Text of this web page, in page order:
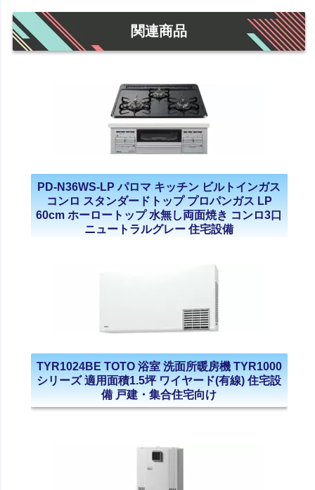
関連商品
PD-N36WS-LP パロマ キッチン ビルトインガス
コンロ スタンダードトップ プロパンガス LP
60cm ホーロートップ 水無し両面焼き コンロ3口
ニュートラルグレー 住宅設備
TYR1024BE TOTO 浴室 洗面所暖房機 TYR1000
シリーズ 適用面積1.5坪 ワイヤード(有線) 住宅設
備 戸建・集合住宅向け